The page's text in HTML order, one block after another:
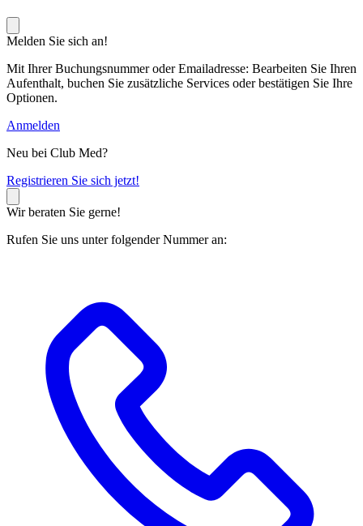
Melden Sie sich an!
Mit Ihrer Buchungsnummer oder Emailadresse: Bearbeiten Sie Ihren
Aufenthalt, buchen Sie zusätzliche Services oder bestätigen Sie Ihre
Optionen.
Anmelden
Neu bei Club Med?
Registrieren Sie sich jetzt!
Wir beraten Sie gerne!
Rufen Sie uns unter folgender Nummer an: